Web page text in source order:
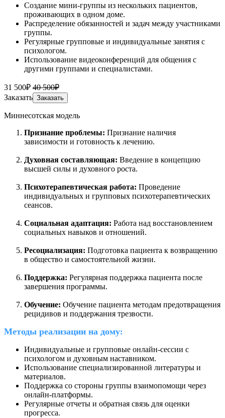
Создание мини-группы из нескольких пациентов,
проживающих в одном доме.
Распределение обязанностей и задач между участниками
группы.
Регулярные групповые и индивидуальные занятия с
психологом.
Использование видеоконференций для общения с
другими группами и специалистами.
31 500₽ 40 500₽
Заказать Заказать
Миннесотская модель
Признание проблемы: Признание наличия
зависимости и готовность к лечению.
Духовная составляющая: Введение в концепцию
высшей силы и духовного роста.
Психотерапевтическая работа: Проведение
индивидуальных и групповых психотерапевтических
сеансов.
Социальная адаптация: Работа над восстановлением
социальных навыков и отношений.
Ресоциализация: Подготовка пациента к возвращению
в общество и самостоятельной жизни.
Поддержка: Регулярная поддержка пациента после
завершения программы.
Обучение: Обучение пациента методам предотвращения
рецидивов и поддержания трезвости.
Методы реализации на дому:
Индивидуальные и групповые онлайн-сессии с
психологом и духовным наставником.
Использование специализированной литературы и
материалов.
Поддержка со стороны группы взаимопомощи через
онлайн-платформы.
Регулярные отчеты и обратная связь для оценки
прогресса.